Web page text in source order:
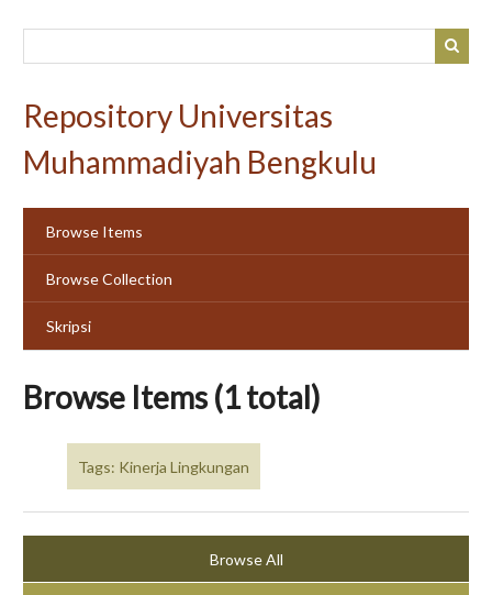
Repository Universitas
Muhammadiyah Bengkulu
Browse Items
Browse Collection
Skripsi
Browse Items (1 total)
Tags: Kinerja Lingkungan
Browse All